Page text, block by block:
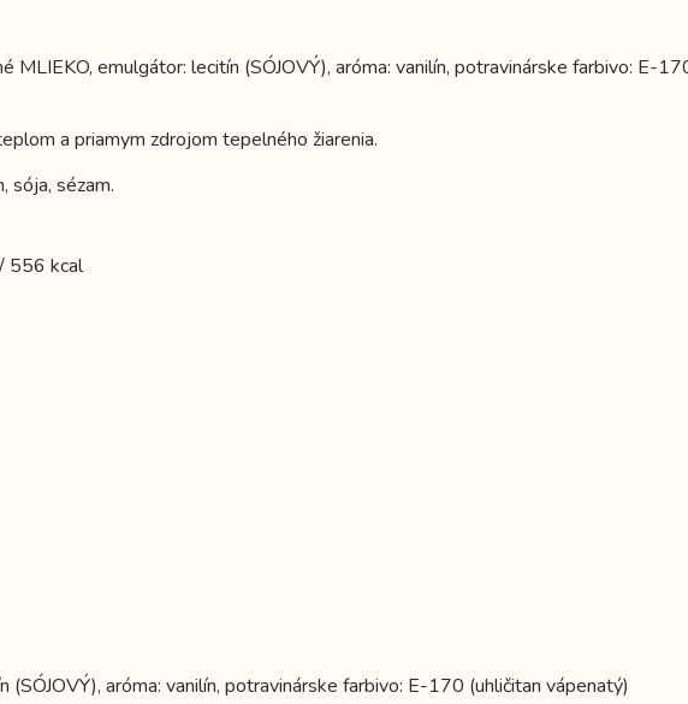
MLIEKO, emulgátor: lecitín (SÓJOVÝ), aróma: vanilín, potravinárske farbivo: E-
a priamym zdrojom tepelného žiarenia.
sója, sézam.
556 kcal
aróma: vanilín, potravinárske farbivo: E-170 (uhličitan vápenatý)